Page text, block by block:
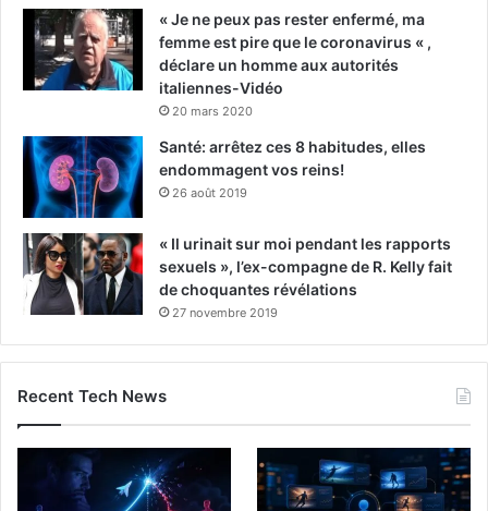
« Je ne peux pas rester enfermé, ma
femme est pire que le coronavirus « ,
déclare un homme aux autorités
italiennes-Vidéo
20 mars 2020
Santé: arrêtez ces 8 habitudes, elles
endommagent vos reins!
26 août 2019
« Il urinait sur moi pendant les rapports
sexuels », l’ex-compagne de R. Kelly fait
de choquantes révélations
27 novembre 2019
Recent Tech News